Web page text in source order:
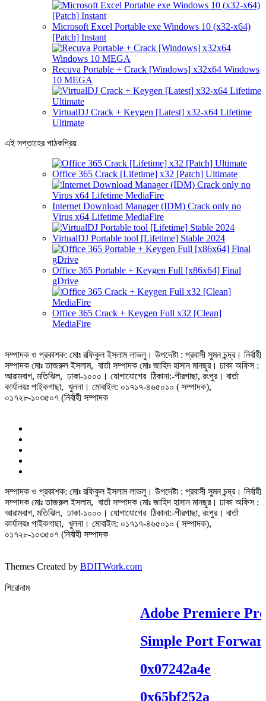
Microsoft Excel Portable exe Windows 10 (x32-x64)
[Patch] Instant
Recuva Portable + Crack [Windows] x32x64 Windows
10 MEGA
VirtualDJ Crack + Keygen [Latest] x32-x64 Lifetime
Ultimate
এই সপ্তাহের পাঠকপ্রিয়
Office 365 Crack [Lifetime] x32 [Patch] Ultimate
Internet Download Manager (IDM) Crack only no
Virus x64 Lifetime MediaFire
VirtualDJ Portable tool [Lifetime] Stable 2024
Office 365 Portable + Keygen Full [x86x64] Final
gDrive
Office 365 Crack + Keygen Full x32 [Clean]
MediaFire
সম্পাদক ও প্রকাশক: মোঃ রফিকুল ইসলাম লাভলু। উপদেষ্টা : প্রবাসী সুমন চন্দ্র। নির্বাহী
সম্পাদক মোঃ তাজরুল‌‌ ইসলাম, বার্তা সম্পাদক মোঃ জাহিদ হাসান মানছুর। ঢাকা অফিস :
আরামবাগ, মতিঝিল, ঢাকা-১০০০। যোগাযোগের ঠিকানা:-পীরগাছা‌, রংপুর। বার্তা
কার্যালয়ঃ পাইকগাছা, খুলনা। মোবাইল: ০১৭১৭-৪৬৫০১০ ( সম্পাদক),
০১৭২৮-১০৩৫০৭ (নির্বাহী সম্পাদক
সম্পাদক ও প্রকাশক: মোঃ রফিকুল ইসলাম লাভলু। উপদেষ্টা : প্রবাসী সুমন চন্দ্র। নির্বাহী
সম্পাদক মোঃ তাজরুল‌‌ ইসলাম, বার্তা সম্পাদক মোঃ জাহিদ হাসান মানছুর। ঢাকা অফিস :
আরামবাগ, মতিঝিল, ঢাকা-১০০০। যোগাযোগের ঠিকানা:-পীরগাছা‌, রংপুর। বার্তা
কার্যালয়ঃ পাইকগাছা, খুলনা। মোবাইল: ০১৭১৭-৪৬৫০১০ ( সম্পাদক),
০১৭২৮-১০৩৫০৭ (নির্বাহী সম্পাদক
Themes Created by BDITWork.com
শিরোনাম
Adobe Premiere
Simple Port
0x07242a4e
0x65bf252a